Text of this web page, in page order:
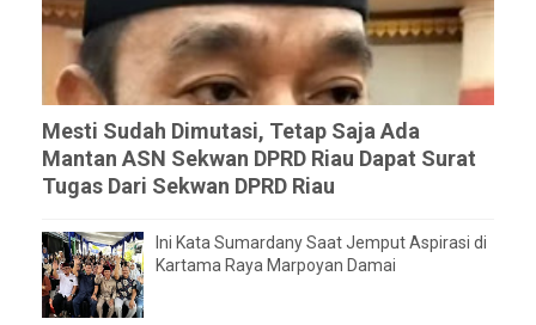
Mesti Sudah Dimutasi, Tetap Saja Ada
Mantan ASN Sekwan DPRD Riau Dapat Surat
Tugas Dari Sekwan DPRD Riau
Ini Kata Sumardany Saat Jemput Aspirasi di
Kartama Raya Marpoyan Damai